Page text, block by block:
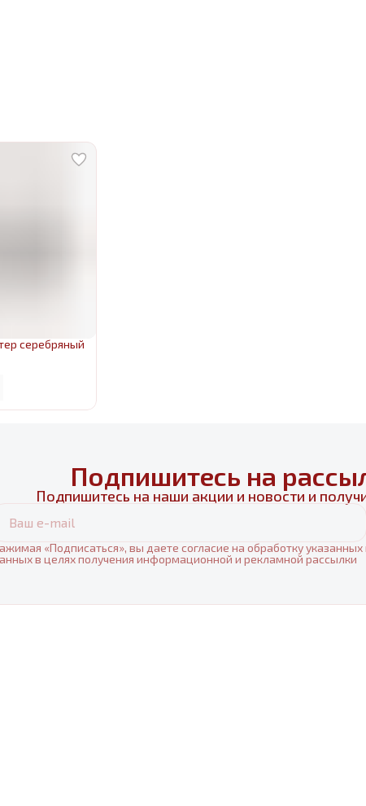
серебряный
Подпишитесь на
Подпишитесь на наши акции и новости и
«Подписаться», вы даете согласие на обработку
в целях получения информационной и рекламной рассылки